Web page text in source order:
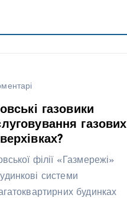
газовики
газових
філії «Газмережі»
системи
будинках